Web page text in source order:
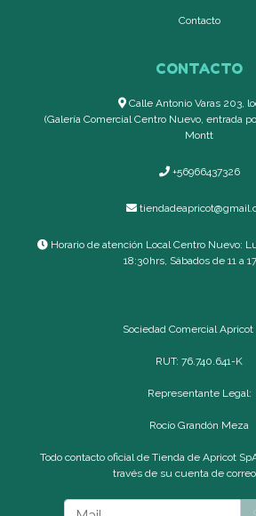
Contacto
CONTACTO
Calle Antonio Varas 203,
(Galería Comercial Centro Nuevo, entrada
Montt
+56966437326
Horario de atención Local Centro Nuevo:
18:30hrs, Sábados de 11 a
Sociedad Comercial Apricot
RUT: 76.740.641-K
Representante Legal:
Rocío Grandón Meza
Todo contacto oficial de Tienda de Apricot
través de su cuenta de